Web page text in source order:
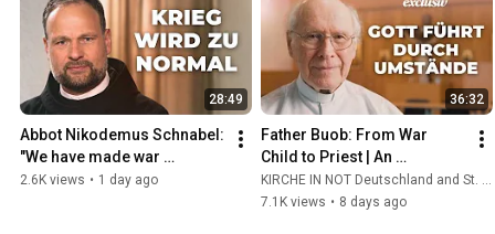
28:49
Abbot Nikodemus Schnabel:
"We have made war
palatable" | The ocean of
2.6K views • 1 day ago
36:32
Father Buob: From War
Child to Priest | An
Extraordinary Story of
Calling
KIRCHE IN NOT Deutschland and St. Ulrich Hochaltingen
7.1K views • 8 days ago